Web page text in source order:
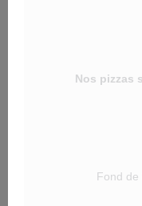
Nos pizzas
Fond de